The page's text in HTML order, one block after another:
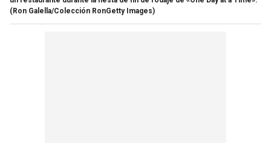
(Ron Galella/Colección RonGetty Images)